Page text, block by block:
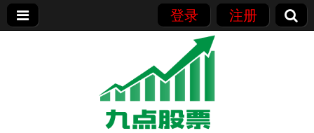
登录 注册